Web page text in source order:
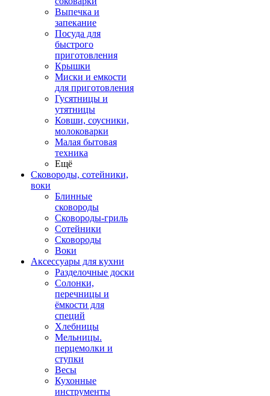
Выпечка и
запекание
Посуда для
быстрого
приготовления
Крышки
Миски и емкости
для приготовления
Гусятницы и
утятницы
Ковши, соусники,
молоковарки
Малая бытовая
техника
Ещё
Сковороды, сотейники,
воки
Блинные
сковороды
Сковороды-гриль
Сотейники
Сковороды
Воки
Аксессуары для кухни
Разделочные доски
Солонки,
перечницы и
ёмкости для
специй
Хлебницы
Мельницы.
перцемолки и
ступки
Весы
Кухонные
инструменты